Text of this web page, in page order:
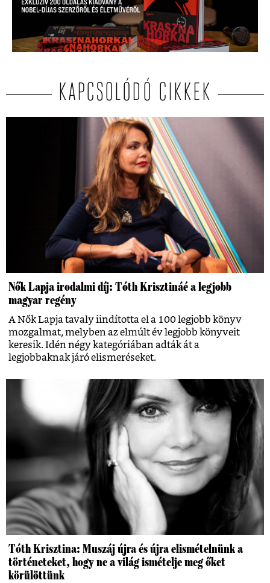
KAPCSOLÓDÓ CIKKEK
Nők Lapja irodalmi díj: Tóth Krisztináé a legjobb
magyar regény
A Nők Lapja tavaly iindította el a 100 legjobb könyv
mozgalmat, melyben az elmúlt év legjobb könyveit
keresik. Idén négy kategóriában adták át a
legjobbaknak járó elismeréseket.
Tóth Krisztina: Muszáj újra és újra elismételnünk a
történeteket, hogy ne a világ ismételje meg őket
körülöttünk